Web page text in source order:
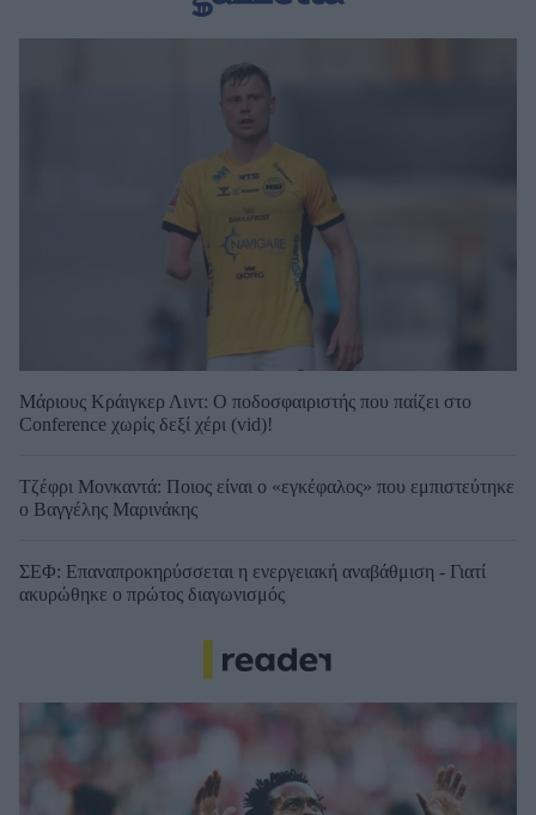
Μάριους Κράιγκερ Λιντ: Ο ποδοσφαιριστής που παίζει στο
Conference χωρίς δεξί χέρι (vid)!
Τζέφρι Μονκαντά: Ποιος είναι ο «εγκέφαλος» που εμπιστεύτηκε
ο Βαγγέλης Μαρινάκης
ΣΕΦ: Επαναπροκηρύσσεται η ενεργειακή αναβάθμιση - Γιατί
ακυρώθηκε ο πρώτος διαγωνισμός